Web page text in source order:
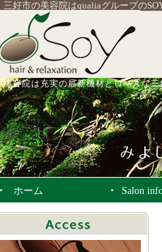
三好市の美容院はqualiaグループの
美容院は充実の最新機材とロハスな
ホーム Salon